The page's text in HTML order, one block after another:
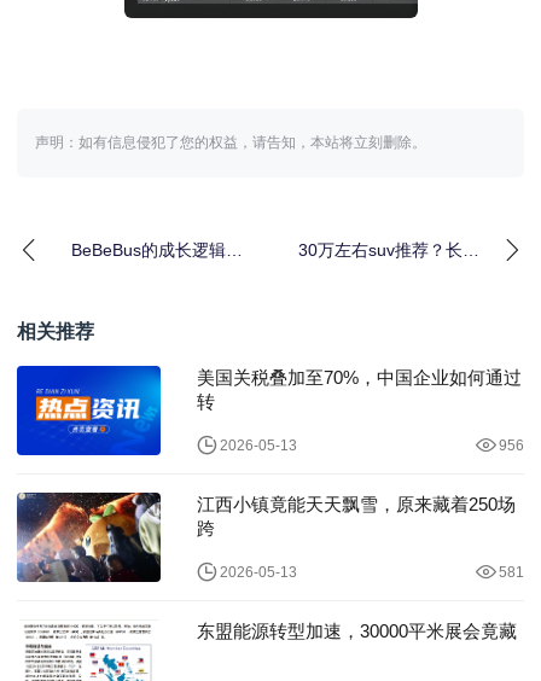
声明：如有信息侵犯了您的权益，请告知，本站将立刻删除。
BeBeBus的成长逻辑：
30万左右suv推荐？长城
相关推荐
美国关税叠加至70%，中国企业如何通过
转
2026-05-13 956
江西小镇竟能天天飘雪，原来藏着250场
跨
2026-05-13 581
东盟能源转型加速，30000平米展会竟藏